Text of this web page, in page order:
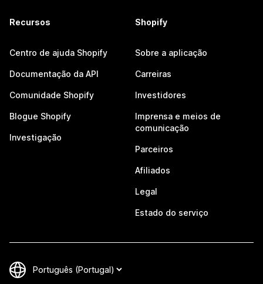
Recursos
Centro de ajuda Shopify
Documentação da API
Comunidade Shopify
Blogue Shopify
Investigação
Shopify
Sobre a aplicação
Carreiras
Investidores
Imprensa e meios de
comunicação
Parceiros
Afiliados
Legal
Estado do serviço